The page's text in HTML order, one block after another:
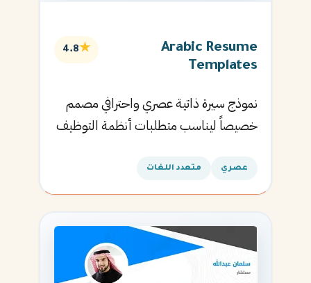
Arabic Resume
Templates
★
4.8
نموذج سيرة ذاتية عصري واحترافي مصمم
خصيصاً ليناسب متطلبات أنظمة التوظيف
القادمة.
عصري متعدد اللغات